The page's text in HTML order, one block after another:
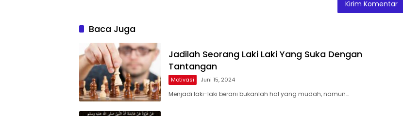
Baca Juga
Jadilah Seorang Laki Laki Yang Suka Dengan
Tantangan
Motivasi Juni 15, 2024
Menjadi laki-laki berani bukanlah hal yang mudah, namun…